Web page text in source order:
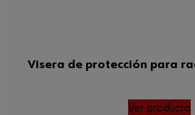
Visera de protección para
Ver producto